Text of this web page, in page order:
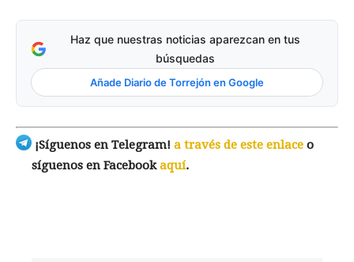
Haz que nuestras noticias aparezcan en tus
búsquedas
Añade Diario de Torrejón en Google
¡Síguenos en Telegram! a través de este enlace o
síguenos en Facebookaquí.